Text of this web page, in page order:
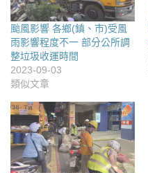
颱風影響 各鄉(鎮、市)受風
雨影響程度不一 部分公所調
整垃圾收運時間
2023-09-03
類似文章